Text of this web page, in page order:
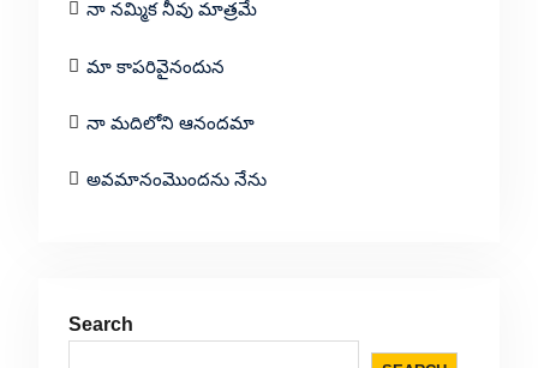
నా నమ్మిక నీవు మాత్రమే
మా కాపరివైనందున
నా మదిలోని ఆనందమా
అవమానంమొందను నేను
Search